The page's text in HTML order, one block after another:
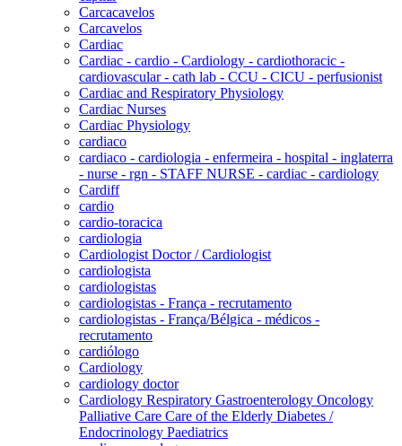
Carcacavelos
Carcavelos
Cardiac
Cardiac - cardio - Cardiology - cardiothoracic -
cardiovascular - cath lab - CCU - CICU - perfusionist
Cardiac and Respiratory Physiology
Cardiac Nurses
Cardiac Physiology
cardiaco
cardiaco - cardiologia - enfermeira - hospital - inglaterra
- nurse - rgn - STAFF NURSE - cardiac - cardiology
Cardiff
cardio
cardio-toracica
cardiologia
Cardiologist Doctor / Cardiologist
cardiologista
cardiologistas
cardiologistas - França - recrutamento
cardiologistas - França/Bélgica - médicos -
recrutamento
cardiólogo
Cardiology
cardiology doctor
Cardiology Respiratory Gastroenterology Oncology
Palliative Care Care of the Elderly Diabetes /
Endocrinology Paediatrics